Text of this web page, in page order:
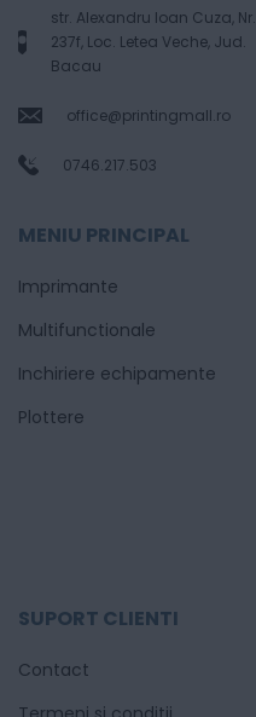
str. Alexandru Ioan Cuza, Nr.
237f, Loc. Letea Veche, Jud.
Bacau
office@printingmall.ro
0746.217.503
MENIU PRINCIPAL
Imprimante
Multifunctionale
Inchiriere echipamente
Plottere
SUPORT CLIENTI
Contact